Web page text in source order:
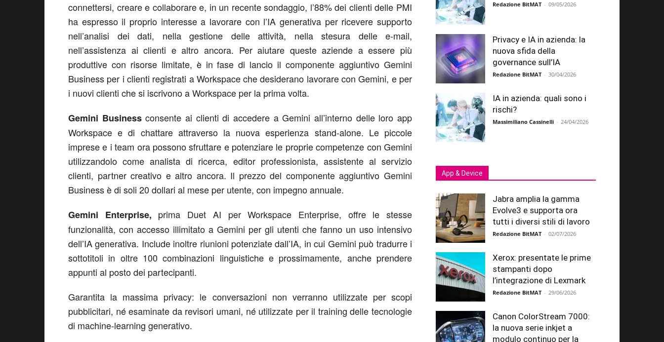
connettersi, creare e collaborare e, in un recente sondaggio, l’88% dei clienti delle PMI
ha espresso il proprio interesse a lavorare con l’IA generativa per ricevere supporto
nell’analisi dei dati, nella gestione delle attività, nella stesura delle e-mail,
nell’assistenza ai clienti e altro ancora. Per aiutare queste aziende a essere più
produttive con risorse limitate, è in fase di lancio il componente aggiuntivo Gemini
Business per i clienti registrati a Workspace che desiderano lavorare con Gemini, e per
i nuovi clienti che si iscrivono a Workspace per la prima volta.
Gemini Businessconsente ai clienti di accedere a Gemini all’interno delle loro app
Workspace e di chattare attraverso la nuova esperienza stand-alone. Le piccole
imprese e i team ora possono sfruttare e potenziare le proprie competenze con Gemini
utilizzandolo come analista di ricerca, editor professionista, assistente al servizio
clienti, partner creativo e altro ancora. Il prezzo del componente aggiuntivo Gemini
Business è di soli 20 dollari al mese per utente, con impegno annuale.
Gemini Enterprise, prima Duet AI per Workspace Enterprise, offre le stesse
funzionalità, con accesso illimitato a Gemini per gli utenti che fanno un uso intensivo
dell’IA generativa. Include inoltre riunioni potenziate dall’IA, in cui Gemini può tradurre i
sottotitoli in oltre 100 combinazioni linguistiche e prossimamente, anche prendere
appunti al posto dei partecipanti.
Garantita la massima privacy: le conversazioni non verranno utilizzate per scopi
pubblicitari, né esaminate da revisori umani, né utilizzate per il training delle tecnologie
di machine-learning generativo.
Redazione BitMAT - 09/05/2026
Privacy e IA in azienda: la
nuova sfida della
governance sull’IA
Redazione BitMAT - 30/04/2026
IA in azienda: quali sono i
rischi?
Massimiliano Cassinelli - 24/04/2026
App & Device
Jabra amplia la gamma
Evolve3 e supporta ora
tutti i diversi stili di lavoro
Redazione BitMAT - 02/07/2026
Xerox: presentate le prime
stampanti dopo
l’integrazione di Lexmark
Redazione BitMAT - 29/06/2026
Canon ColorStream 7000:
la nuova serie inkjet a
modulo continuo per la